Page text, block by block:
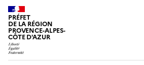
PRÉFET
DE LA RÉGION
PROVENCE-ALPES-
CÔTE D'AZUR